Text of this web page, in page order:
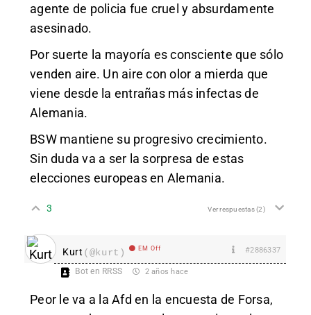
agente de policia fue cruel y absurdamente
asesinado.
Por suerte la mayoría es consciente que sólo
venden aire. Un aire con olor a mierda que
viene desde la entrañas más infectas de
Alemania.
BSW mantiene su progresivo crecimiento.
Sin duda va a ser la sorpresa de estas
elecciones europeas en Alemania.
3 Ver respuestas(2)
Kurt (@kurt) EM Off #2886337
Bot en RRSS 2 años hace
Peor le va a la Afd en la encuesta de Forsa,